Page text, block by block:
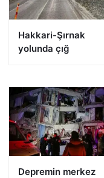
Hakkari-Şırnak
yolunda çığ
Depremin merkez